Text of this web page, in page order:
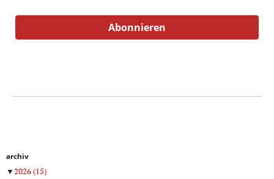
archiv
▼2026(15)